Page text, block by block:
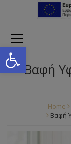
Open toolbar
Βαφή
Home
Βαφή